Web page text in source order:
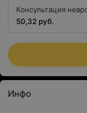
Консультация
квалификационной
50,32 руб.
Инфо